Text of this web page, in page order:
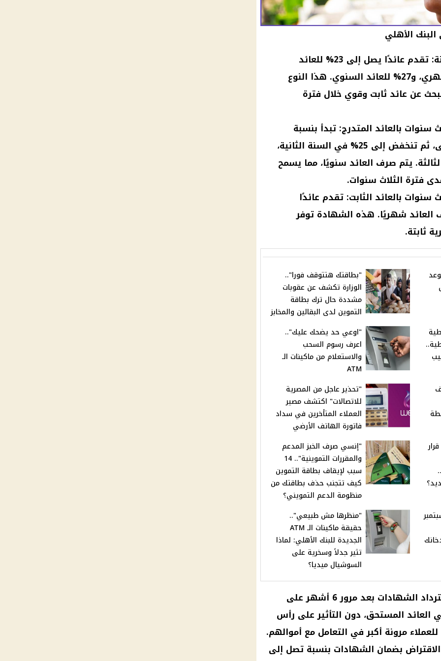
الأهلي
الشهادة البلاتينية لأجل سنة: تقدم عائدًا يصل إلى 23% للعائد
اليومي، و23.5% للعائد الشهري، و27% للعائد السنوي. هذا النوع
عن عائد ثابت وقوي خلال فترة
سنوات بالعائد المتدرج: تبدأ بنسبة
فائدة 30% في السنة الأولى، ثم تنخفض إلى 25% في السنة الثانية،
الثالثة. يتم صرف العائد سنويًا، مما يسمح
فترة الثلاث سنوات.
سنوات بالعائد الثابت: تقدم عائدًا
مع صرف العائد شهريًا. هذه الشهادة توفر
ثابتة.
موعد
"بطاقتك هتتوقف فورا"..
الوزارة تكشف عن عقوبات
مشددة حال ترك بطاقة
التموين لدى البقالين والمخابز
"اوعي حد يضحك عليك"..
اعرف رسوم السحب
والاستعلام من ماكينات الـ
ATM
"تحذير عاجل من المصرية
للاتصالات" اكتشف مصير
العملاء المتأخرين في سداد
فاتورة الهاتف الأرضي
"إنسي صرف الخبز المدعم
والمقررات التموينية".. 14
سبب لإيقاف بطاقة التموين
كيف تتجنب حذف بطاقتك من
منظومة الدعم التمويني؟
اليوم 16 سبتمبر
"منظرها مش طبيعي"..
حقيقة ماكينات الـ ATM
الجديدة للبنك الأهلي: لماذا
تثير جدلاً وسخرية على
السوشيال ميديا؟
الشهادات
بعد مرور 6 أشهر على
العائد المستحق، دون التأثير على رأس
مرونة أكبر في التعامل مع أموالهم.
الاقتراض بضمان الشهادات بنسبة تصل إلى